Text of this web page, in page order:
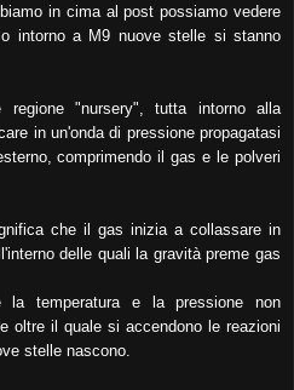
in cima al post possiamo vedere
intorno a M9 nuove stelle si stanno
regione "nursery", tutta intorno alla
in un'onda di pressione propagatasi
comprimendo il gas e le polveri
che il gas inizia a collassare in
delle quali la gravità preme gas
temperatura e la pressione non
oltre il quale si accendono le reazioni
stelle nascono.